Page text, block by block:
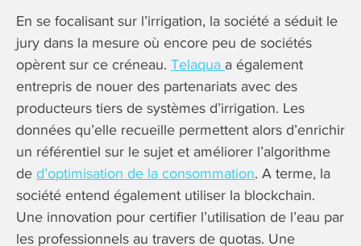
En se focalisant sur l’irrigation, la société a séduit le
jury dans la mesure où encore peu de sociétés
opèrent sur ce créneau. Telaqua a également
entrepris de nouer des partenariats avec des
producteurs tiers de systèmes d’irrigation. Les
données qu’elle recueille permettent alors d’enrichir
un référentiel sur le sujet et améliorer l’algorithme
de d’optimisation de la consommation. A terme, la
société entend également utiliser la blockchain.
Une innovation pour certifier l’utilisation de l’eau par
les professionnels au travers de quotas. Une